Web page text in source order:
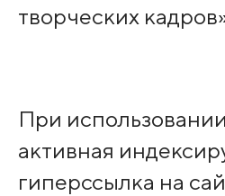
творческих
При
активная
гиперссылка на